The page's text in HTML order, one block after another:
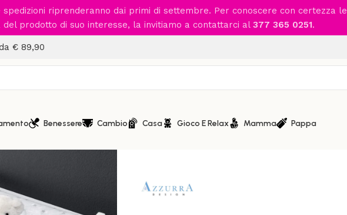
riprenderanno dai primi di settembre. Per conoscere con certezza le
del prodotto di suo interesse, la invitiamo a contattarci al 377 365 0251.
€ 89,90
Benessere Cambio Casa Gioco E Relax Mamma Pappa
Home/Cameretta Bagnetto e Cassettiera